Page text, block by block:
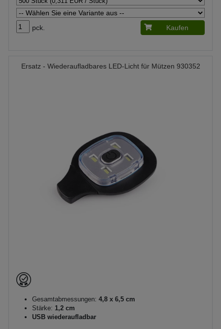
pck. Kaufen
Ersatz - Wiederaufladbares LED-Licht für Mützen 930352
Gesamtabmessungen: 4,8 x 6,5 cm
Stärke: 1,2 cm
USB wiederaufladbar